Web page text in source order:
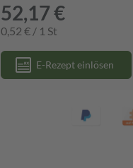
52,17 €
0,52 € / 1 St
E-Rezept einlösen